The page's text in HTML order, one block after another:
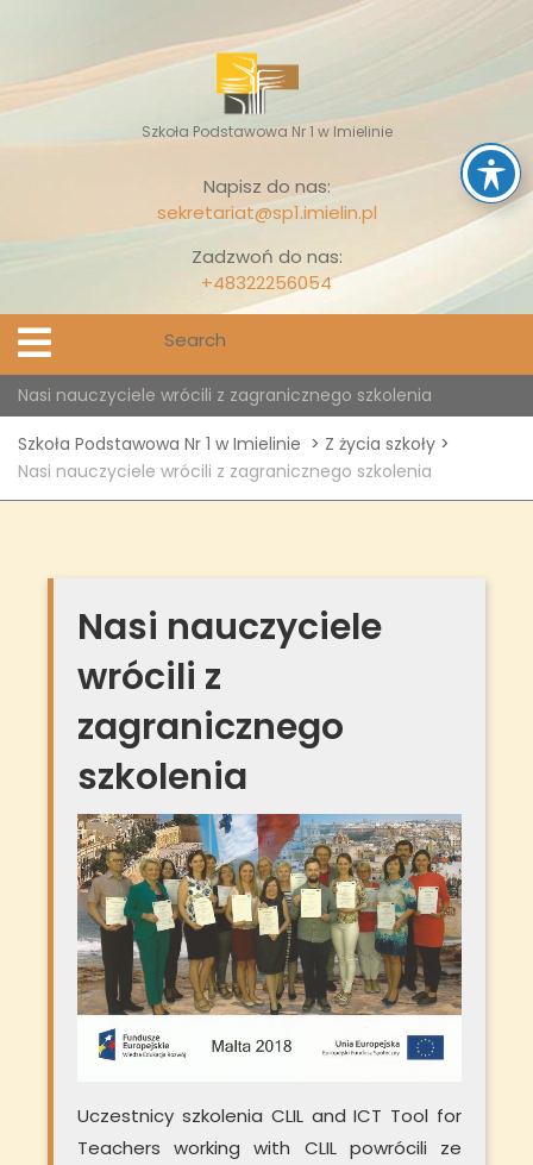
content
Szkoła Podstawowa Nr 1 w Imielinie
Napisz do nas:
sekretariat@sp1.imielin.pl
Zadzwoń do nas:
+48322256054
Open
Menu
Nasi nauczyciele wrócili z zagranicznego szkolenia
Szkoła Podstawowa Nr 1 w Imielinie > Z życia szkoły >
Nasi nauczyciele wrócili z zagranicznego szkolenia
Nasi nauczyciele
wrócili z
zagranicznego
szkolenia
Uczestnicy szkolenia CLIL and ICT Tool for
Teachers working with CLIL powrócili ze